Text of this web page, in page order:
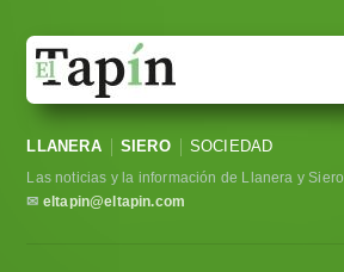
Sociedad
Política
LLANERA SIERO SOCIEDAD
Las noticias y la información de Llanera y Siero
✉ eltapin@eltapin.com